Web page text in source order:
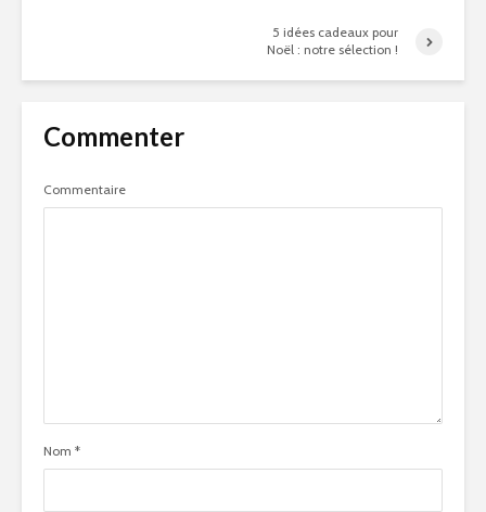
5 idées cadeaux pour
Noël : notre sélection !
Commenter
Commentaire
Nom *